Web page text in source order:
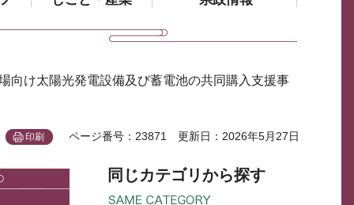
向け太陽光発電設備及び蓄電池の共同購入支援事
印刷 ページ番号：23871 更新日：2026年5月27日
同じカテゴリから探す